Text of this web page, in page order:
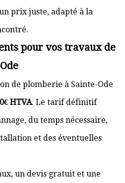
prix juste, adapté à la
pour vos travaux de
de plomberie à Sainte-Ode
HTVA. Le tarif définitif
du temps nécessaire,
et des éventuelles
un devis gratuit et une